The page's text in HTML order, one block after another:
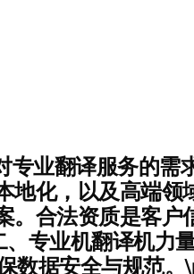
业翻译服务的需
化，以及高端领
。合法资质是客户
、专业机翻译机力
数据安全与规范。